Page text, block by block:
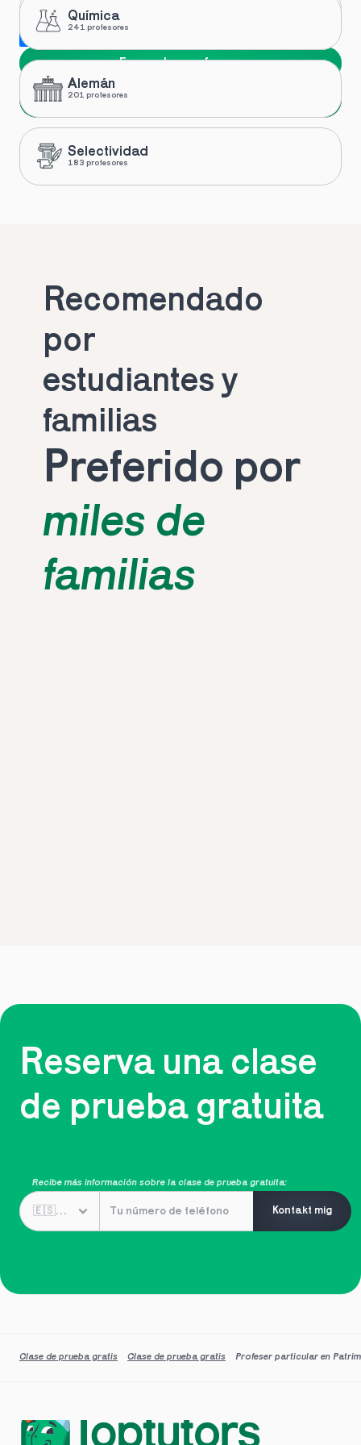
Encuentra profesor
Química
241 profesores
Alemán
201 profesores
Selectividad
183 profesores
Recomendado
por
estudiantes y
familias
Preferido por
miles de
familias
Reserva una clase
de prueba gratuita
Recibe más información sobre la clase de prueba gratuita:
Kontakt mig
Clase de prueba gratis Clase de prueba gratis Profeser particular en